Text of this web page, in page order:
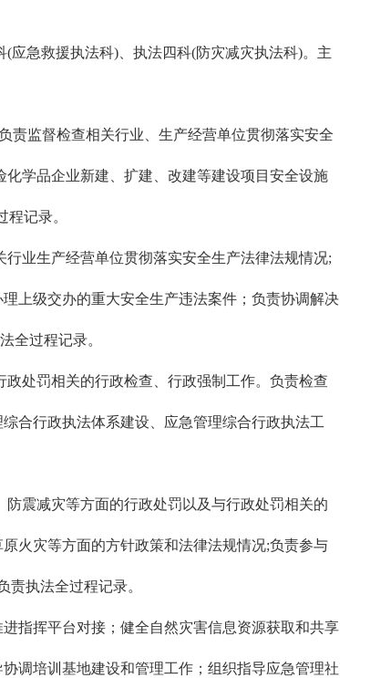
急救援执法科)、执法四科(防灾减灾执法科)。主
监督检查相关行业、生产经营单位贯彻落实安全
学品企业新建、扩建、改建等建设项目安全设施
记录。
业生产经营单位贯彻落实安全生产法律法规情况;
上级交办的重大安全生产违法案件；负责协调解决
全过程记录。
处罚相关的行政检查、行政强制工作。负责检查
合行政执法体系建设、应急管理综合行政执法工
震减灾等方面的行政处罚以及与行政处罚相关的
火灾等方面的方针政策和法律法规情况;负责参与
执法全过程记录。
指挥平台对接；健全自然灾害信息资源获取和共享
调培训基地建设和管理工作；组织指导应急管理社